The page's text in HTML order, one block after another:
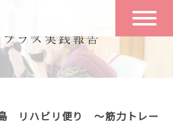
一日の流れ
空き状況
リハビリ便り ～筋力トレー